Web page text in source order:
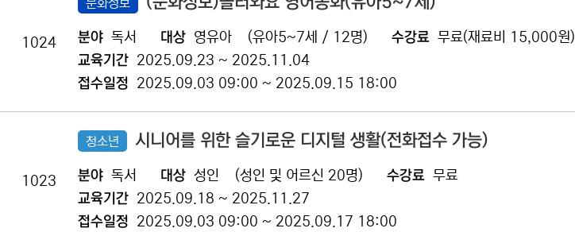
1024
문화정보
분야 독서 대상 영유아 (유아5~7세 / 12명) 수강료 무료(재료비 15,000원)
교육기간 2025.09.23 ~ 2025.11.04
접수일정 2025.09.03 09:00 ~ 2025.09.15 18:00
1023
청소년 시니어를 위한 슬기로운 디지털 생활(전화접수 가능)
분야 독서 대상 성인 (성인 및 어르신 20명) 수강료 무료
교육기간 2025.09.18 ~ 2025.11.27
접수일정 2025.09.03 09:00 ~ 2025.09.17 18:00